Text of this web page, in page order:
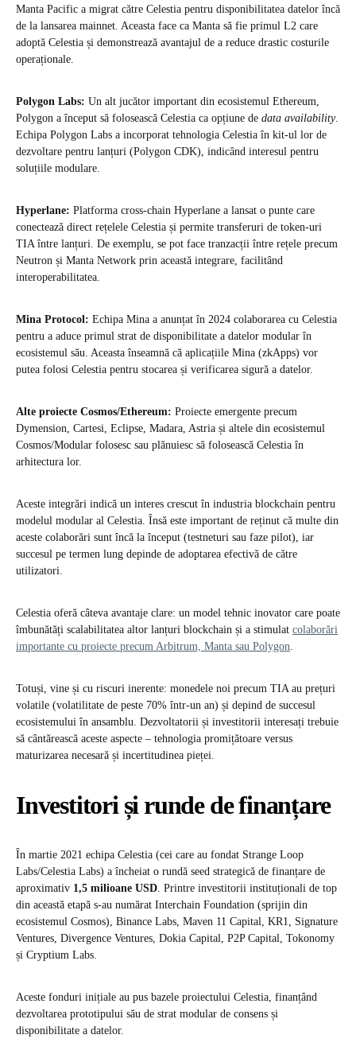
Manta Pacific a migrat către Celestia pentru disponibilitatea datelor încă
de la lansarea mainnet. Aceasta face ca Manta să fie primul L2 care
adoptă Celestia și demonstrează avantajul de a reduce drastic costurile
operaționale.
Polygon Labs: Un alt jucător important din ecosistemul Ethereum,
Polygon a început să folosească Celestia ca opțiune de data availability.
Echipa Polygon Labs a incorporat tehnologia Celestia în kit-ul lor de
dezvoltare pentru lanțuri (Polygon CDK), indicând interesul pentru
soluțiile modulare.
Hyperlane: Platforma cross-chain Hyperlane a lansat o punte care
conectează direct rețelele Celestia și permite transferuri de token-uri
TIA între lanțuri. De exemplu, se pot face tranzacții între rețele precum
Neutron și Manta Network prin această integrare, facilitând
interoperabilitatea.
Mina Protocol: Echipa Mina a anunțat în 2024 colaborarea cu Celestia
pentru a aduce primul strat de disponibilitate a datelor modular în
ecosistemul său. Aceasta înseamnă că aplicațiile Mina (zkApps) vor
putea folosi Celestia pentru stocarea și verificarea sigură a datelor.
Alte proiecte Cosmos/Ethereum: Proiecte emergente precum
Dymension, Cartesi, Eclipse, Madara, Astria și altele din ecosistemul
Cosmos/Modular folosesc sau plănuiesc să folosească Celestia în
arhitectura lor.
Aceste integrări indică un interes crescut în industria blockchain pentru
modelul modular al Celestia. Însă este important de reținut că multe din
aceste colaborări sunt încă la început (testneturi sau faze pilot), iar
succesul pe termen lung depinde de adoptarea efectivă de către
utilizatori.
Celestia oferă câteva avantaje clare: un model tehnic inovator care poate
îmbunătăți scalabilitatea altor lanțuri blockchain și a stimulat colaborări
importante cu proiecte precum Arbitrum, Manta sau Polygon.
Totuși, vine și cu riscuri inerente: monedele noi precum TIA au prețuri
volatile (volatilitate de peste 70% într-un an) și depind de succesul
ecosistemului în ansamblu. Dezvoltatorii și investitorii interesați trebuie
să cântărească aceste aspecte – tehnologia promițătoare versus
maturizarea necesară și incertitudinea pieței.
Investitori și runde de finanțare
În martie 2021 echipa Celestia (cei care au fondat Strange Loop
Labs/Celestia Labs) a încheiat o rundă seed strategică de finanțare de
aproximativ 1,5 milioane USD. Printre investitorii instituționali de top
din această etapă s-au numărat Interchain Foundation (sprijin din
ecosistemul Cosmos), Binance Labs, Maven 11 Capital, KR1, Signature
Ventures, Divergence Ventures, Dokia Capital, P2P Capital, Tokonomy
și Cryptium Labs.
Aceste fonduri inițiale au pus bazele proiectului Celestia, finanțând
dezvoltarea prototipului său de strat modular de consens și
disponibilitate a datelor.